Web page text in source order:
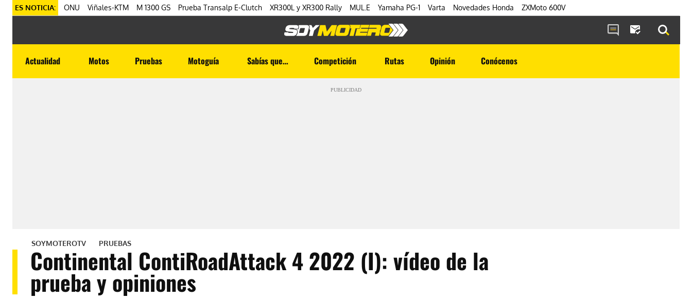
ES NOTICIA: ONU Viñales-KTM M 1300 GS Prueba Transalp E-Clutch XR300L y XR300 Rally MUL.E Yamaha PG-1 Varta Novedades Honda ZXMoto 600V
Actualidad Motos Pruebas Motoguía Sabías que… Competición Rutas Opinión Conócenos
PUBLICIDAD
SOYMOTEROTV PRUEBAS
Continental ContiRoadAttack 4 2022 (I): vídeo de la
prueba y opiniones